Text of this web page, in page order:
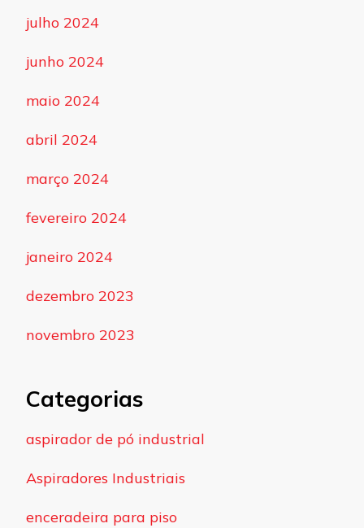
julho 2024
junho 2024
maio 2024
abril 2024
março 2024
fevereiro 2024
janeiro 2024
dezembro 2023
novembro 2023
Categorias
aspirador de pó industrial
Aspiradores Industriais
enceradeira para piso